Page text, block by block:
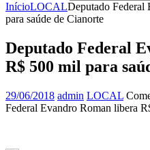
InícioLOCALDeputado Federal
para saúde de Cianorte
Deputado Federal
R$ 500 mil para
29/06/2018 admin LOCAL
Federal Evandro Roman libera